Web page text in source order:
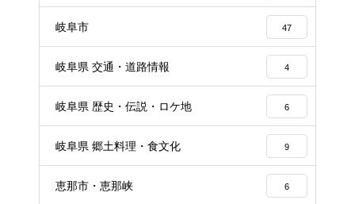
岐阜市 47
岐阜県 交通・道路情報 4
岐阜県 歴史・伝説・ロケ地 6
岐阜県 郷土料理・食文化 9
恵那市・恵那峡 6